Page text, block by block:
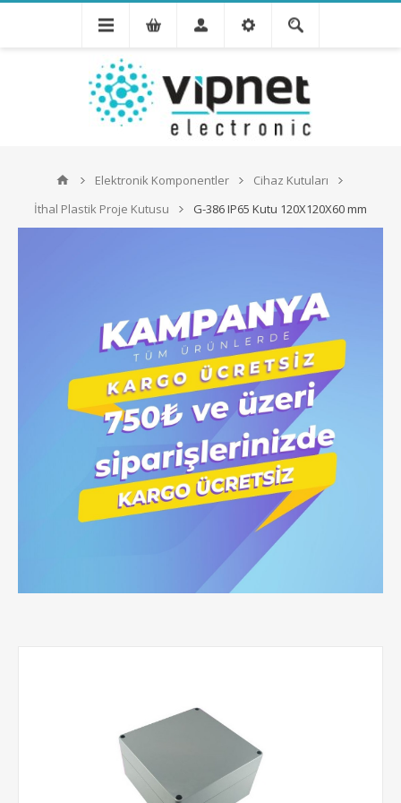
Elektronik Komponentler
Cihaz Kutuları
İthal Plastik Proje Kutusu
G-386 IP65 Kutu 120X120X60 mm